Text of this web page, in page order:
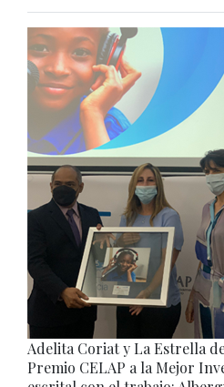
Adelita Coriat y La Estrella
Premio CELAP a la Mejor